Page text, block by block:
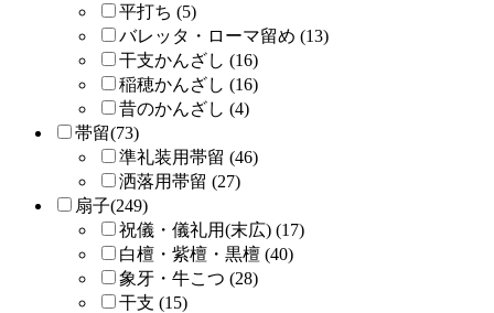
平打ち (5)
バレッタ・ローマ留め (13)
干支かんざし (16)
稲穂かんざし (16)
昔のかんざし (4)
帯留(73)
準礼装用帯留 (46)
洒落用帯留 (27)
扇子(249)
祝儀・儀礼用(末広) (17)
白檀・紫檀・黒檀 (40)
象牙・牛こつ (28)
干支 (15)